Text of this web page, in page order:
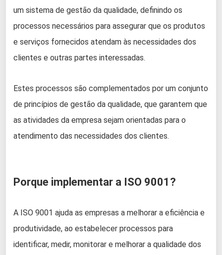
um sistema de gestão da qualidade, definindo os
processos necessários para assegurar que os produtos
e serviços fornecidos atendam às necessidades dos
clientes e outras partes interessadas.
Estes processos são complementados por um conjunto
de princípios de gestão da qualidade, que garantem que
as atividades da empresa sejam orientadas para o
atendimento das necessidades dos clientes.
Porque implementar a ISO 9001?
A ISO 9001 ajuda as empresas a melhorar a eficiência e
produtividade, ao estabelecer processos para
identificar, medir, monitorar e melhorar a qualidade dos